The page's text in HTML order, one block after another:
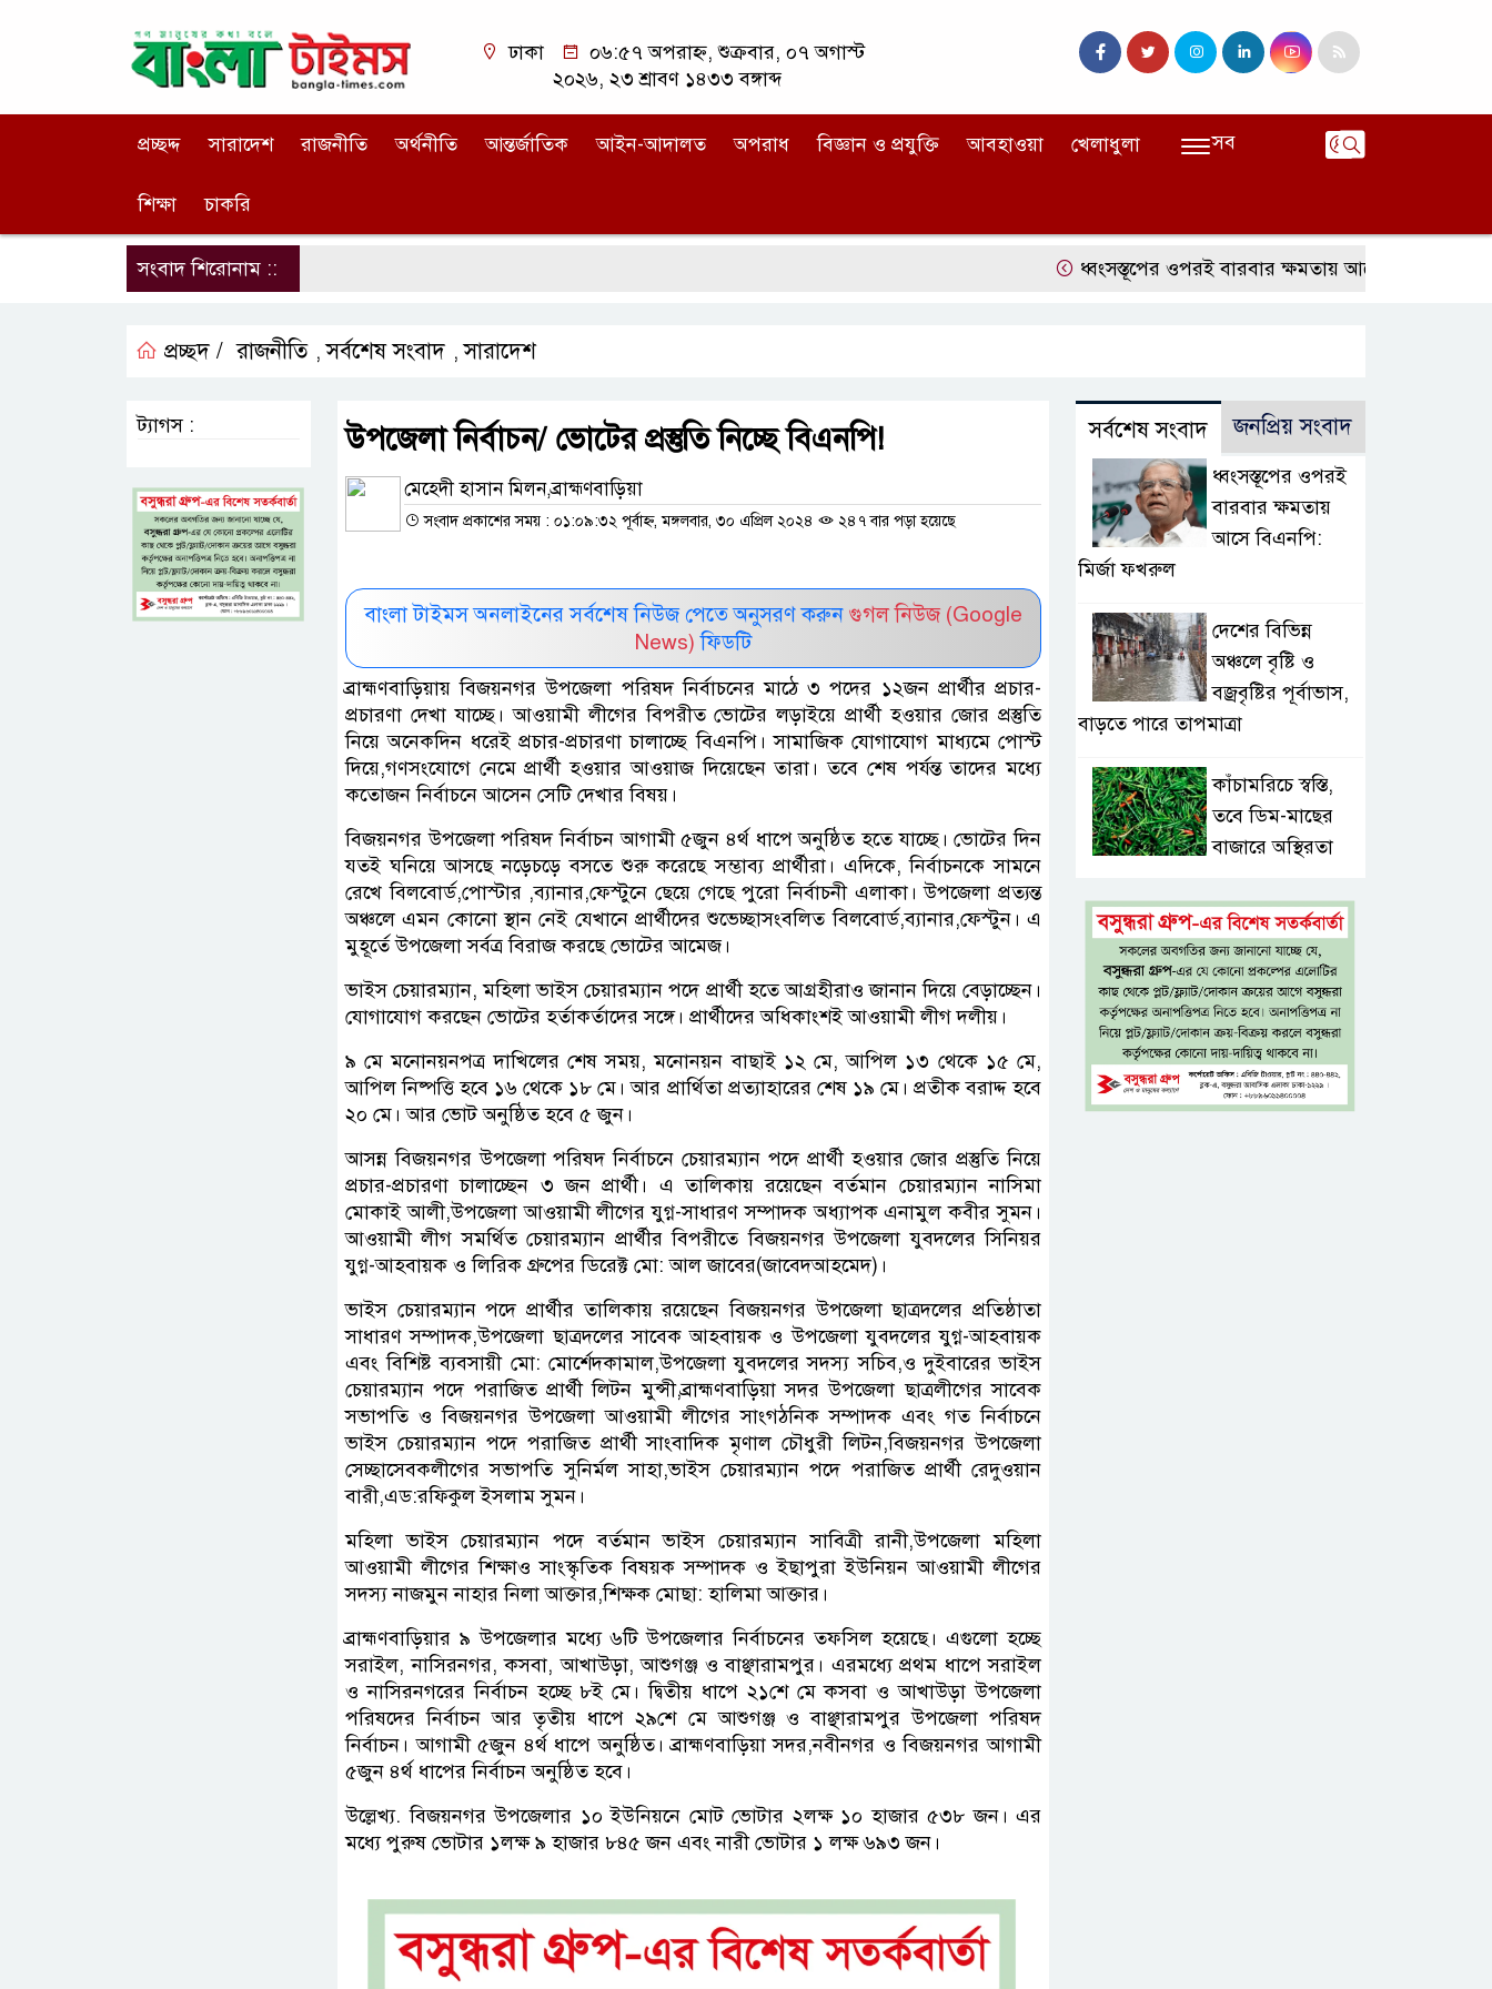
ঢাকা
০৬:৫৭ অপরাহ্ন, শুক্রবার, ০৭ অগাস্ট
২০২৬, ২৩ শ্রাবণ ১৪৩৩ বঙ্গাব্দ
প্রচ্ছদ্দ সারাদেশ রাজনীতি অর্থনীতি আন্তর্জাতিক আইন-আদালত অপরাধ বিজ্ঞান ও প্রযুক্তি আবহাওয়া খেলাধুলা
শিক্ষা চাকরি
সব
সংবাদ শিরোনাম :: ধ্বংসস্তূপের ওপরই বারবার ক্ষমতায় আসে বিএনপি: মির্জা
প্রচ্ছদ / রাজনীতি ,সর্বশেষ সংবাদ ,সারাদেশ
উপজেলা নির্বাচন/ ভোটের প্রস্তুতি নিচ্ছে বিএনপি!
মেহেদী হাসান মিলন,ব্রাহ্মণবাড়িয়া
সংবাদ প্রকাশের সময় : ০১:০৯:৩২ পূর্বাহ্ন, মঙ্গলবার, ৩০ এপ্রিল ২০২৪ ২৪৭ বার পড়া হয়েছে
বাংলা টাইমস অনলাইনের সর্বশেষ নিউজ পেতে অনুসরণ করুন গুগল নিউজ (Google
News) ফিডটি
ব্রাহ্মণবাড়িয়ায় বিজয়নগর উপজেলা পরিষদ নির্বাচনের মাঠে ৩ পদের ১২জন প্রার্থীর প্রচার-
প্রচারণা দেখা যাচ্ছে। আওয়ামী লীগের বিপরীত ভোটের লড়াইয়ে প্রার্থী হওয়ার জোর প্রস্তুতি
নিয়ে অনেকদিন ধরেই প্রচার-প্রচারণা চালাচ্ছে বিএনপি। সামাজিক যোগাযোগ মাধ্যমে পোস্ট
দিয়ে,গণসংযোগে নেমে প্রার্থী হওয়ার আওয়াজ দিয়েছেন তারা। তবে শেষ পর্যন্ত তাদের মধ্যে
কতোজন নির্বাচনে আসেন সেটি দেখার বিষয়।
বিজয়নগর উপজেলা পরিষদ নির্বাচন আগামী ৫জুন ৪র্থ ধাপে অনুষ্ঠিত হতে যাচ্ছে। ভোটের দিন
যতই ঘনিয়ে আসছে নড়েচড়ে বসতে শুরু করেছে সম্ভাব্য প্রার্থীরা। এদিকে, নির্বাচনকে সামনে
রেখে বিলবোর্ড,পোস্টার ,ব্যানার,ফেস্টুনে ছেয়ে গেছে পুরো নির্বাচনী এলাকা। উপজেলা প্রত্যন্ত
অঞ্চলে এমন কোনো স্থান নেই যেখানে প্রার্থীদের শুভেচ্ছাসংবলিত বিলবোর্ড,ব্যানার,ফেস্টুন। এ
মুহূর্তে উপজেলা সর্বত্র বিরাজ করছে ভোটের আমেজ।
ভাইস চেয়ারম্যান, মহিলা ভাইস চেয়ারম্যান পদে প্রার্থী হতে আগ্রহীরাও জানান দিয়ে বেড়াচ্ছেন।
যোগাযোগ করছেন ভোটের হর্তাকর্তাদের সঙ্গে। প্রার্থীদের অধিকাংশই আওয়ামী লীগ দলীয়।
৯ মে মনোনয়নপত্র দাখিলের শেষ সময়, মনোনয়ন বাছাই ১২ মে, আপিল ১৩ থেকে ১৫ মে,
আপিল নিষ্পত্তি হবে ১৬ থেকে ১৮ মে। আর প্রার্থিতা প্রত্যাহারের শেষ ১৯ মে। প্রতীক বরাদ্দ হবে
২০ মে। আর ভোট অনুষ্ঠিত হবে ৫ জুন।
আসন্ন বিজয়নগর উপজেলা পরিষদ নির্বাচনে চেয়ারম্যান পদে প্রার্থী হওয়ার জোর প্রস্তুতি নিয়ে
প্রচার-প্রচারণা চালাচ্ছেন ৩ জন প্রার্থী। এ তালিকায় রয়েছেন বর্তমান চেয়ারম্যান নাসিমা
মোকাই আলী,উপজেলা আওয়ামী লীগের যুগ্ন-সাধারণ সম্পাদক অধ্যাপক এনামুল কবীর সুমন।
আওয়ামী লীগ সমর্থিত চেয়ারম্যান প্রার্থীর বিপরীতে বিজয়নগর উপজেলা যুবদলের সিনিয়র
যুগ্ন-আহবায়ক ও লিরিক গ্রুপের ডিরেক্ট মো: আল জাবের(জাবেদআহমেদ)।
ভাইস চেয়ারম্যান পদে প্রার্থীর তালিকায় রয়েছেন বিজয়নগর উপজেলা ছাত্রদলের প্রতিষ্ঠাতা
সাধারণ সম্পাদক,উপজেলা ছাত্রদলের সাবেক আহবায়ক ও উপজেলা যুবদলের যুগ্ন-আহবায়ক
এবং বিশিষ্ট ব্যবসায়ী মো: মোর্শেদকামাল,উপজেলা যুবদলের সদস্য সচিব,ও দুইবারের ভাইস
চেয়ারম্যান পদে পরাজিত প্রার্থী লিটন মুন্সী,ব্রাহ্মণবাড়িয়া সদর উপজেলা ছাত্রলীগের সাবেক
সভাপতি ও বিজয়নগর উপজেলা আওয়ামী লীগের সাংগঠনিক সম্পাদক এবং গত নির্বাচনে
ভাইস চেয়ারম্যান পদে পরাজিত প্রার্থী সাংবাদিক মৃণাল চৌধুরী লিটন,বিজয়নগর উপজেলা
সেচ্ছাসেবকলীগের সভাপতি সুনির্মল সাহা,ভাইস চেয়ারম্যান পদে পরাজিত প্রার্থী রেদুওয়ান
বারী,এড:রফিকুল ইসলাম সুমন।
মহিলা ভাইস চেয়ারম্যান পদে বর্তমান ভাইস চেয়ারম্যান সাবিত্রী রানী,উপজেলা মহিলা
আওয়ামী লীগের শিক্ষাও সাংস্কৃতিক বিষয়ক সম্পাদক ও ইছাপুরা ইউনিয়ন আওয়ামী লীগের
সদস্য নাজমুন নাহার নিলা আক্তার,শিক্ষক মোছা: হালিমা আক্তার।
ব্রাহ্মণবাড়িয়ার ৯ উপজেলার মধ্যে ৬টি উপজেলার নির্বাচনের তফসিল হয়েছে। এগুলো হচ্ছে
সরাইল, নাসিরনগর, কসবা, আখাউড়া, আশুগঞ্জ ও বাঞ্ছারামপুর। এরমধ্যে প্রথম ধাপে সরাইল
ও নাসিরনগরের নির্বাচন হচ্ছে ৮ই মে। দ্বিতীয় ধাপে ২১শে মে কসবা ও আখাউড়া উপজেলা
পরিষদের নির্বাচন আর তৃতীয় ধাপে ২৯শে মে আশুগঞ্জ ও বাঞ্ছারামপুর উপজেলা পরিষদ
নির্বাচন। আগামী ৫জুন ৪র্থ ধাপে অনুষ্ঠিত। ব্রাহ্মণবাড়িয়া সদর,নবীনগর ও বিজয়নগর আগামী
৫জুন ৪র্থ ধাপের নির্বাচন অনুষ্ঠিত হবে।
উল্লেখ্য. বিজয়নগর উপজেলার ১০ ইউনিয়নে মোট ভোটার ২লক্ষ ১০ হাজার ৫৩৮ জন। এর
মধ্যে পুরুষ ভোটার ১লক্ষ ৯ হাজার ৮৪৫ জন এবং নারী ভোটার ১ লক্ষ ৬৯৩ জন।
ট্যাগস : সর্বশেষ সংবাদ জনপ্রিয় সংবাদ
ধ্বংসস্তূপের ওপরই
বারবার ক্ষমতায়
আসে বিএনপি:
মির্জা ফখরুল
দেশের বিভিন্ন
অঞ্চলে বৃষ্টি ও
বজ্রবৃষ্টির পূর্বাভাস,
বাড়তে পারে তাপমাত্রা
কাঁচামরিচে স্বস্তি,
তবে ডিম-মাছের
বাজারে অস্থিরতা
সড়কে একদিনে প্রাণ
গেল ১৬ জনের,
সিলেটে বাস সংঘর্ষে
নিহত ৮
নগ্ন প্রেমে, নগ্ন মনে